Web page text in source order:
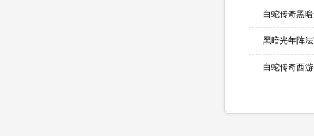
黑暗光年阵
白蛇传奇西